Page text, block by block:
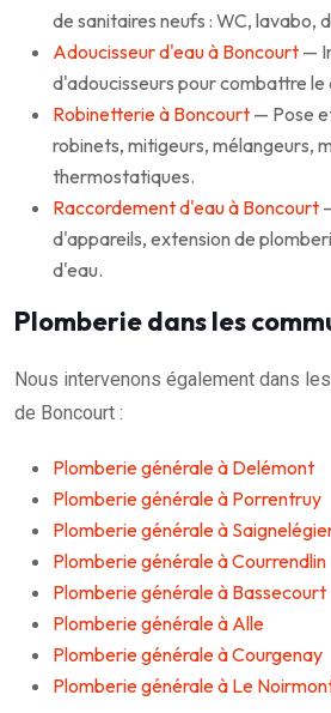
de sanitaires neufs : WC, lavabo,
Adoucisseur d'eau à Boncourt —
d'adoucisseurs pour combattre le
Robinetterie à Boncourt — Pose
robinets, mitigeurs, mélangeurs,
thermostatiques.
Raccordement d'eau à Boncourt
d'appareils, extension de
d'eau.
Plomberie dans les
Nous intervenons également dans
de Boncourt :
Plomberie générale à Delémont
Plomberie générale à Porrentruy
Plomberie générale à
Plomberie générale à Courrendlin
Plomberie générale à Bassecourt
Plomberie générale à Alle
Plomberie générale à Courgenay
Plomberie générale à Le